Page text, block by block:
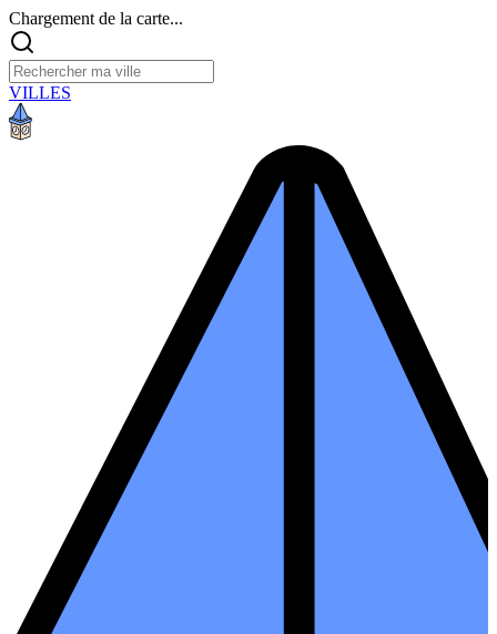
Chargement de la carte...
VILLES